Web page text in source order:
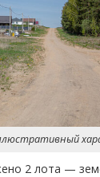
2 лота —